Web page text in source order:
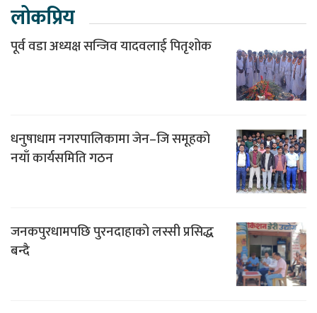
लोकप्रिय
पूर्व वडा अध्यक्ष सन्जिव यादवलाई पितृशोक
धनुषाधाम नगरपालिकामा जेन–जि समूहको
नयाँ कार्यसमिति गठन
जनकपुरधामपछि पुरनदाहाको लस्सी प्रसिद्ध
बन्दै